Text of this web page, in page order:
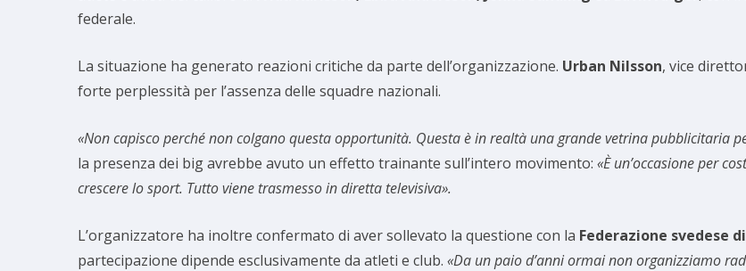
federale.
La situazione ha generato reazioni critiche da parte dell’organizzazione. Urban Nilsson, vice
forte perplessità per l’assenza delle squadre nazionali.
«Non capisco perché non colgano questa opportunità. Questa è in realtà una grande vetrina pubblicitaria
la presenza dei big avrebbe avuto un effetto trainante sull’intero movimento: «È un’occasione per
crescere lo sport. Tutto viene trasmesso in diretta televisiva».
L’organizzatore ha inoltre confermato di aver sollevato la questione con la Federazione svedese
partecipazione dipende esclusivamente da atleti e club. «Da un paio d’anni ormai non organizziamo